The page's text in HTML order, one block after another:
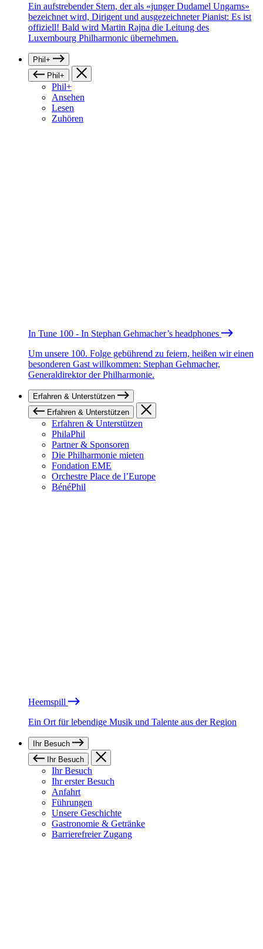
Ein aufstrebender Stern, der als «junger Dudamel Ungarns»
bezeichnet wird, Dirigent und ausgezeichneter Pianist: Es ist
offiziell! Bald wird Martin Rajna die Leitung des
Luxembourg Philharmonic übernehmen.
Phil+
Phil+
Phil+
Ansehen
Lesen
Zuhören
In Tune 100 - In Stephan Gehmacher’s headphones
Um unsere 100. Folge gebührend zu feiern, heißen wir einen
besonderen Gast willkommen: Stephan Gehmacher,
Generaldirektor der Philharmonie.
Erfahren & Unterstützen
Erfahren & Unterstützen
Erfahren & Unterstützen
PhilaPhil
Partner & Sponsoren
Die Philharmonie mieten
Fondation EME
Orchestre Place de l’Europe
BénéPhil
Heemspill
Ein Ort für lebendige Musik und Talente aus der Region
Ihr Besuch
Ihr Besuch
Ihr Besuch
Ihr erster Besuch
Anfahrt
Führungen
Unsere Geschichte
Gastronomie & Getränke
Barrierefreier Zugang